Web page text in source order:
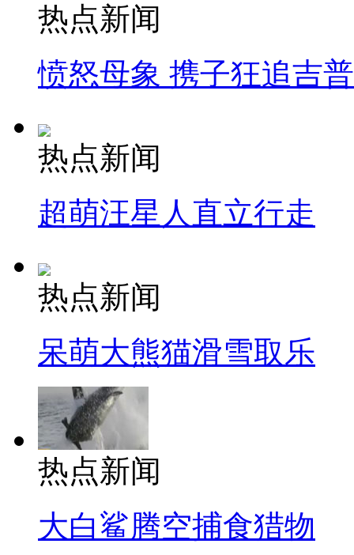
热点新闻
愤怒母象 携子狂追吉
热点新闻
超萌汪星人直立行走
热点新闻
呆萌大熊猫滑雪取乐
热点新闻
大白鲨腾空捕食猎物